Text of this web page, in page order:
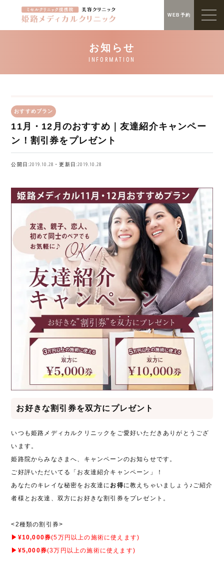
WEB予約
おすすめプラン
11月・12月のおすすめ｜友達紹介キャンペー
ン！割引券をプレゼント
公開日:2019.10.28・更新日:2019.10.28
お好きな割引券を双方にプレゼント
いつも姫路メディカルクリニックをご愛好いただきありがとうござ
います。
姫路院からみなさまへ、キャンペーンのお知らせです。
ご好評いただいてる「お友達紹介キャンペーン」！
あなたのキレイな秘密をお友達に お得に教えちゃいましょう♪ご紹介
者様とお友達、双方にお好きな割引券をプレゼント。
<2種類の割引券>
▶¥10,000券(5万円以上の施術に使えます)
▶¥5,000券(3万円以上の施術に使えます)